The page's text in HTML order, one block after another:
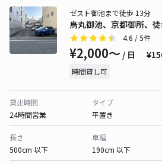
烏丸御池、京都御所、
ゼスト御池まで徒歩 13分
4.6 / 5件
¥2,000〜 / 日
時間貸し可
貸出時間
24時間営業
タイプ
平置き
長さ
500cm 以下
車幅
190cm 以下